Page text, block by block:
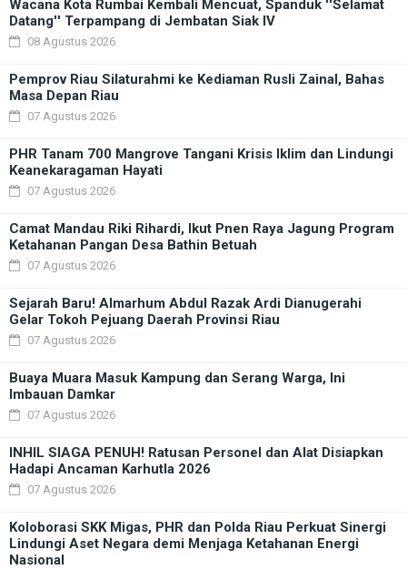
Wacana Kota Rumbai Kembali Mencuat, Spanduk ''Selamat
Datang'' Terpampang di Jembatan Siak IV
08 Agustus 2026
Pemprov Riau Silaturahmi ke Kediaman Rusli Zainal, Bahas
Masa Depan Riau
07 Agustus 2026
PHR Tanam 700 Mangrove Tangani Krisis Iklim dan Lindungi
Keanekaragaman Hayati
07 Agustus 2026
Camat Mandau Riki Rihardi, Ikut Pnen Raya Jagung Program
Ketahanan Pangan Desa Bathin Betuah
07 Agustus 2026
Sejarah Baru! Almarhum Abdul Razak Ardi Dianugerahi
Gelar Tokoh Pejuang Daerah Provinsi Riau
07 Agustus 2026
Buaya Muara Masuk Kampung dan Serang Warga, Ini
Imbauan Damkar
07 Agustus 2026
INHIL SIAGA PENUH! Ratusan Personel dan Alat Disiapkan
Hadapi Ancaman Karhutla 2026
07 Agustus 2026
Koloborasi SKK Migas, PHR dan Polda Riau Perkuat Sinergi
Lindungi Aset Negara demi Menjaga Ketahanan Energi
Nasional